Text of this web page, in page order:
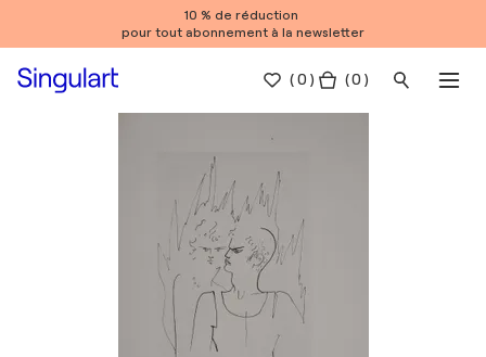
10 % de réduction
pour tout abonnement à la newsletter
(0 ) ( 0 )